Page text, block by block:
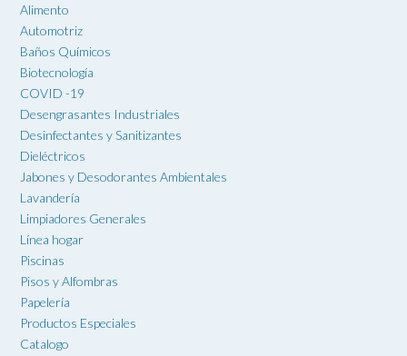
Alimento
Automotriz
Baños Químicos
Biotecnología
COVID -19
Desengrasantes Industriales
Desinfectantes y Sanitizantes
Dieléctricos
Jabones y Desodorantes Ambientales
Lavandería
Limpiadores Generales
Línea hogar
Piscinas
Pisos y Alfombras
Papelería
Productos Especiales
Catalogo